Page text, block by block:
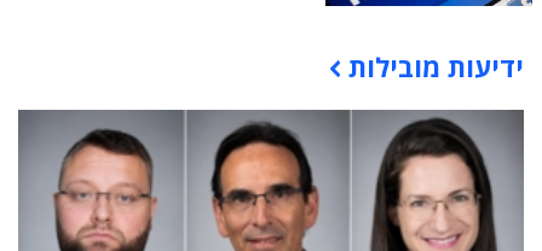
תוכן פרסומי
ידיעות מובילות